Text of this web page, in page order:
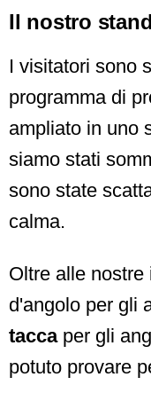
Il nostro
I visitatori sono
programma di
ampliato in uno
siamo stati
sono state
calma.
Oltre alle
d'angolo per gli
taccaper gli
potuto provare